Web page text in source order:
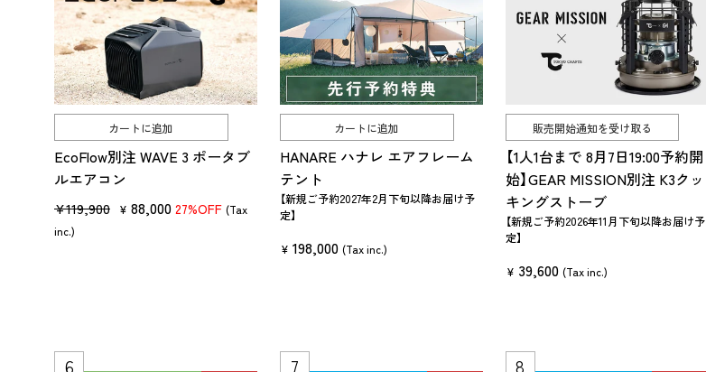
ソロキャンプは、慌ただしい日常から離れ大自然の中で静けさや一人の時間を楽しむものです。
カートに追加
EcoFlow別注 WAVE 3 ポータブ
ルエアコン
販
売
¥119,900 セ
¥ 88,000 27%OFF (Tax
inc.)
カートに追加
HANARE ハナレ エアフレーム
テント
【新規ご予約2027年2月下旬以降お届け予
定】
¥ 198,000 (Tax inc.)
販売開始通知を受け取る
【1人1台まで 8月7日19:00予約開
始】GEAR MISSION別注 K3クッ
キングストーブ
【新規ご予約2026年11月下旬以降お届け予
定】
¥ 39,600 (Tax inc.)